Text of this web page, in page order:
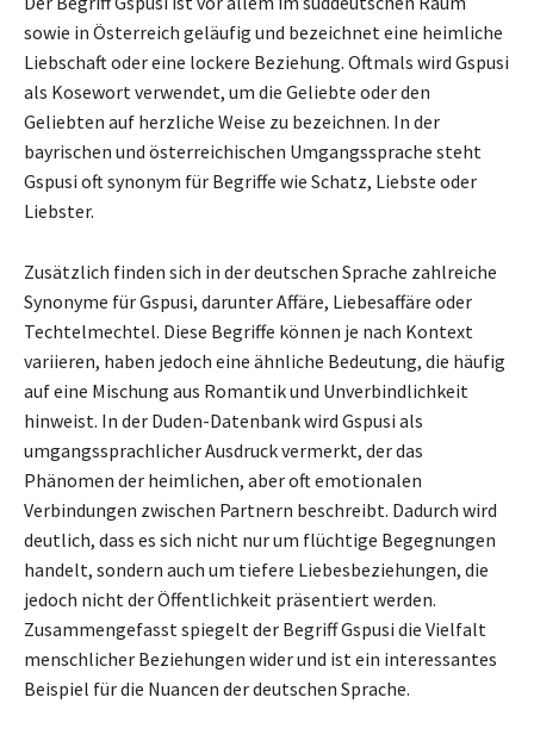
sowie in Österreich geläufig und bezeichnet eine heimliche
Liebschaft oder eine lockere Beziehung. Oftmals wird Gspusi
als Kosewort verwendet, um die Geliebte oder den
Geliebten auf herzliche Weise zu bezeichnen. In der
bayrischen und österreichischen Umgangssprache steht
Gspusi oft synonym für Begriffe wie Schatz, Liebste oder
Liebster.
Zusätzlich finden sich in der deutschen Sprache zahlreiche
Synonyme für Gspusi, darunter Affäre, Liebesaffäre oder
Techtelmechtel. Diese Begriffe können je nach Kontext
variieren, haben jedoch eine ähnliche Bedeutung, die häufig
auf eine Mischung aus Romantik und Unverbindlichkeit
hinweist. In der Duden-Datenbank wird Gspusi als
umgangssprachlicher Ausdruck vermerkt, der das
Phänomen der heimlichen, aber oft emotionalen
Verbindungen zwischen Partnern beschreibt. Dadurch wird
deutlich, dass es sich nicht nur um flüchtige Begegnungen
handelt, sondern auch um tiefere Liebesbeziehungen, die
jedoch nicht der Öffentlichkeit präsentiert werden.
Zusammengefasst spiegelt der Begriff Gspusi die Vielfalt
menschlicher Beziehungen wider und ist ein interessantes
Beispiel für die Nuancen der deutschen Sprache.